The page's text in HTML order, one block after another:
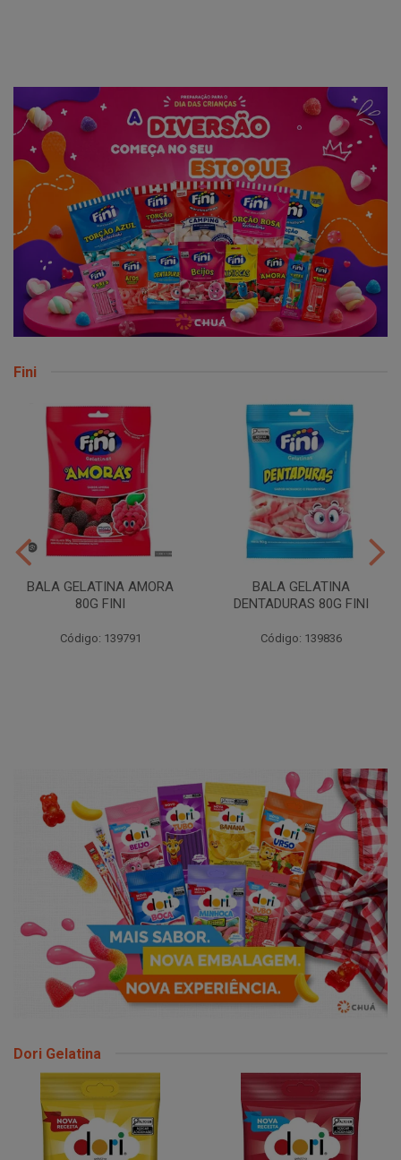
Fini
BALA GELATINA AMORA
80G FINI
Código: 139791
BALA GELATINA
DENTADURAS 80G FINI
Código: 139836
Dori Gelatina